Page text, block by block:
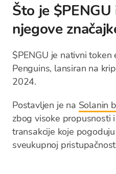
Što je
njegove
$PENGU je nativni
Penguins, lansiran na
2024.
Postavljen je na Solanin
zbog visoke propusnosti
transakcije koje
sveukupnoj